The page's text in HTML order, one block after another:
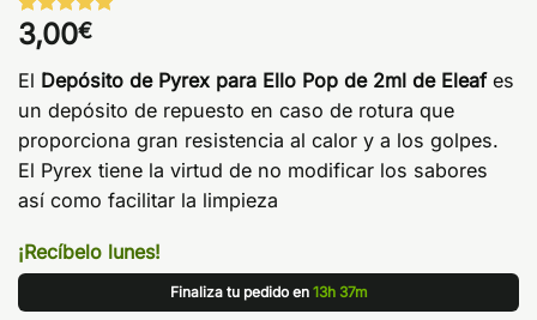
Valorado
con5de 5
en base a
1
valoración
de un
3,00€
El Depósito de Pyrex para Ello Pop de 2ml de Eleafes
un depósito de repuesto en caso de rotura que
proporciona gran resistencia al calor y a los golpes.
El Pyrex tiene la virtud de no modificar los sabores
así como facilitar la limpieza
¡Recíbelo lunes!
Finaliza tu pedido en 13h 37m